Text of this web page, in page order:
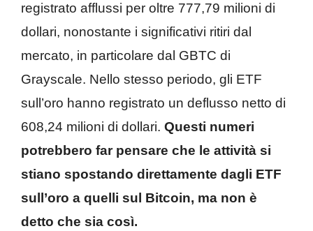
registrato afflussi per oltre 777,79 milioni di
dollari, nonostante i significativi ritiri dal
mercato, in particolare dal GBTC di
Grayscale. Nello stesso periodo, gli ETF
sull’oro hanno registrato un deflusso netto di
608,24 milioni di dollari. Questi numeri
potrebbero far pensare che le attività si
stiano spostando direttamente dagli ETF
sull’oro a quelli sul Bitcoin, ma non è
detto che sia così.